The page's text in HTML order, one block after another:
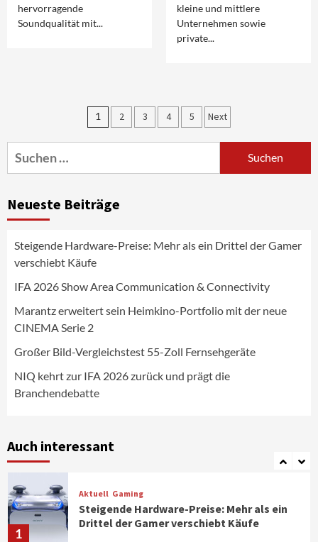
hervorragende
Soundqualität mit...
kleine und mittlere
Unternehmen sowie
private...
Seitennummerierung
der
Beiträge
1 2 3 4 5 Next
Suchen
nach:
Neueste Beiträge
Steigende Hardware-Preise: Mehr als ein Drittel der Gamer
verschiebt Käufe
IFA 2026 Show Area Communication & Connectivity
Marantz erweitert sein Heimkino-Portfolio mit der neue
CINEMA Serie 2
Großer Bild-Vergleichstest 55-Zoll Fernsehgeräte
NIQ kehrt zur IFA 2026 zurück und prägt die
Branchendebatte
Auch interessant
Marantz erweitert sein Heimkino-
Portfolio mit der neue CINEMA Serie 2
4
News aus dem Internet
Fernsehgeräte
5
NIQ kehrt zur IFA 2026 zurück und prägt
die Branchendebatte
6
Aktuell
CHERRY baut Vertriebsteam in
7
Klimageräte und Ventilatoren
1
Aktuell Gaming
Steigende Hardware-Preise: Mehr als ein
Drittel der Gamer verschiebt Käufe